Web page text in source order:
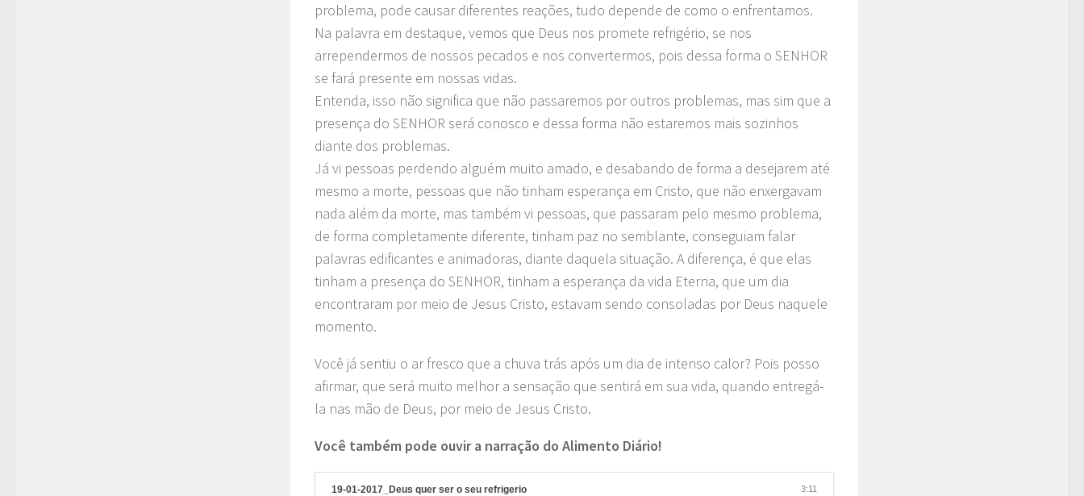
problema, pode causar diferentes reações, tudo depende de como o enfrentamos.
Na palavra em destaque, vemos que Deus nos promete refrigério, se nos
arrependermos de nossos pecados e nos convertermos, pois dessa forma o SENHOR
se fará presente em nossas vidas.
Entenda, isso não significa que não passaremos por outros problemas, mas sim que a
presença do SENHOR será conosco e dessa forma não estaremos mais sozinhos
diante dos problemas.
Já vi pessoas perdendo alguém muito amado, e desabando de forma a desejarem até
mesmo a morte, pessoas que não tinham esperança em Cristo, que não enxergavam
nada além da morte, mas também vi pessoas, que passaram pelo mesmo problema,
de forma completamente diferente, tinham paz no semblante, conseguiam falar
palavras edificantes e animadoras, diante daquela situação. A diferença, é que elas
tinham a presença do SENHOR, tinham a esperança da vida Eterna, que um dia
encontraram por meio de Jesus Cristo, estavam sendo consoladas por Deus naquele
momento.
Você já sentiu o ar fresco que a chuva trás após um dia de intenso calor? Pois posso
afirmar, que será muito melhor a sensação que sentirá em sua vida, quando entregá-
la nas mão de Deus, por meio de Jesus Cristo.
Você também pode ouvir a narração do Alimento Diário!
19-01-2017_Deus quer ser o seu refrigerio 3:11